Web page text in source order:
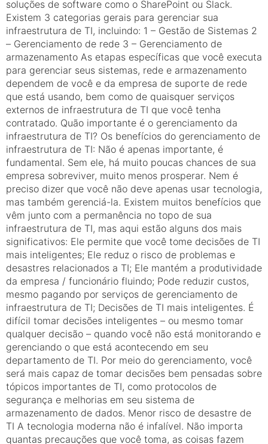
soluções de software como o SharePoint ou Slack.
Existem 3 categorias gerais para gerenciar sua
infraestrutura de TI, incluindo: 1 – Gestão de Sistemas 2
– Gerenciamento de rede 3 – Gerenciamento de
armazenamento As etapas específicas que você executa
para gerenciar seus sistemas, rede e armazenamento
dependem de você e da empresa de suporte de rede
que está usando, bem como de quaisquer serviços
externos de infraestrutura de TI que você tenha
contratado. Quão importante é o gerenciamento da
infraestrutura de TI? Os benefícios do gerenciamento de
infraestrutura de TI: Não é apenas importante, é
fundamental. Sem ele, há muito poucas chances de sua
empresa sobreviver, muito menos prosperar. Nem é
preciso dizer que você não deve apenas usar tecnologia,
mas também gerenciá-la. Existem muitos benefícios que
vêm junto com a permanência no topo de sua
infraestrutura de TI, mas aqui estão alguns dos mais
significativos: Ele permite que você tome decisões de TI
mais inteligentes; Ele reduz o risco de problemas e
desastres relacionados a TI; Ele mantém a produtividade
da empresa / funcionário fluindo; Pode reduzir custos,
mesmo pagando por serviços de gerenciamento de
infraestrutura de TI; Decisões de TI mais inteligentes. É
difícil tomar decisões inteligentes – ou mesmo tomar
qualquer decisão – quando você não está monitorando e
gerenciando o que está acontecendo em seu
departamento de TI. Por meio do gerenciamento, você
será mais capaz de tomar decisões bem pensadas sobre
tópicos importantes de TI, como protocolos de
segurança e melhorias em seu sistema de
armazenamento de dados. Menor risco de desastre de
TI A tecnologia moderna não é infalível. Não importa
quantas precauções que você toma, as coisas fazem